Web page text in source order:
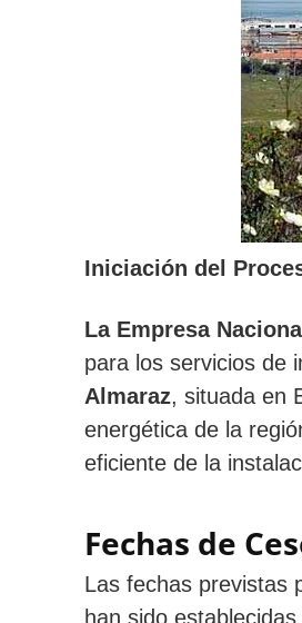
Iniciación del
La Empresa
para los servicios de
Almaraz, situada en
energética de la
eficiente de la
Fechas de
Las fechas previstas
han sido